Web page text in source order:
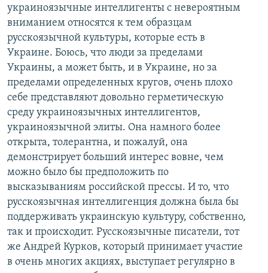
украиноязычные интеллигенты с невероятным
вниманием относятся к тем образцам
русскоязычной культуры, которые есть в
Украине. Боюсь, что люди за пределами
Украины, а может быть, и в Украине, но за
пределами определенных кругов, очень плохо
себе представляют довольно герметическую
среду украиноязычных интеллигентов,
украиноязычной элиты. Она намного более
открыта, толерантна, и пожалуй, она
демонстрирует больший интерес вовне, чем
можно было бы предположить по
высказываниям российской прессы. И то, что
русскоязычная интеллигенция должна была бы
поддерживать украинскую культуру, собственно,
так и происходит. Русскоязычные писатели, тот
же Андрей Курков, который принимает участие
в очень многих акциях, выступает регулярно в